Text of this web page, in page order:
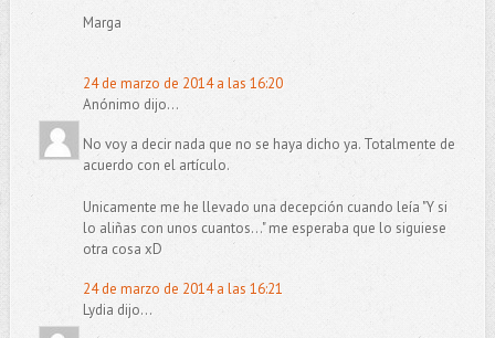
Marga
24 de marzo de 2014 a las 16:20
Anónimo dijo...
No voy a decir nada que no se haya dicho ya. Totalmente de
acuerdo con el artículo.
Unicamente me he llevado una decepción cuando leía "Y si
lo aliñas con unos cuantos..." me esperaba que lo siguiese
otra cosa xD
24 de marzo de 2014 a las 16:21
Lydia dijo...